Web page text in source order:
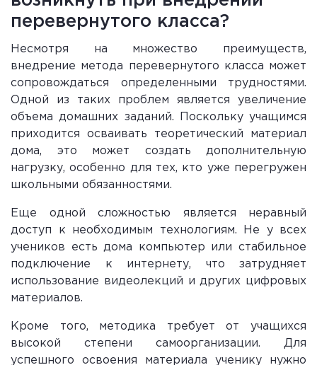
перевернутого класса?
Несмотря на множество преимуществ,
внедрение метода перевернутого класса может
сопровождаться определенными трудностями.
Одной из таких проблем является увеличение
объема домашних заданий. Поскольку учащимся
приходится осваивать теоретический материал
дома, это может создать дополнительную
нагрузку, особенно для тех, кто уже перегружен
школьными обязанностями.
Еще одной сложностью является неравный
доступ к необходимым технологиям. Не у всех
учеников есть дома компьютер или стабильное
подключение к интернету, что затрудняет
использование видеолекций и других цифровых
материалов.
Кроме того, методика требует от учащихся
высокой степени самоорганизации. Для
успешного освоения материала ученику нужно